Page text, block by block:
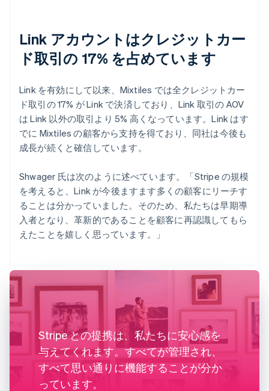
Link アカウントはクレジットカー
ド取引の 17% を占めています
Link を有効にして以来、Mixtiles では全クレジットカー
ド取引の 17% が Link で決済しており、Link 取引の AOV
は Link 以外の取引より 5% 高くなっています。Link はす
でに Mixtiles の顧客から支持を得ており、同社は今後も
成長が続くと確信しています。
Shwager 氏は次のように述べています。「Stripe の規模
を考えると、Link が今後ますます多くの顧客にリーチす
ることは分かっていました。そのため、私たちは早期導
入者となり、革新的であることを顧客に再認識してもら
えたことを嬉しく思っています。」
Stripe との提携は、私たちに安心感を
与えてくれます。すべてが管理され、
すべて思い通りに機能することが分か
っています。